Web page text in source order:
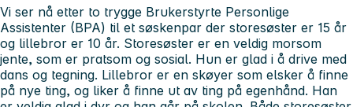
Vi ser nå etter to trygge Brukerstyrte Personlige
Assistenter (BPA) til et søskenpar der storesøster er 15 år
og lillebror er 10 år. Storesøster er en veldig morsom
jente, som er pratsom og sosial. Hun er glad i å drive med
dans og tegning. Lillebror er en skøyer som elsker å finne
på nye ting, og liker å finne ut av ting på egenhånd. Han